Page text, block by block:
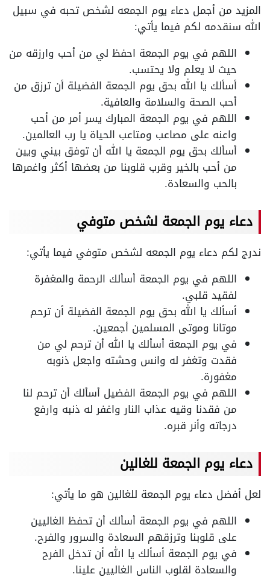
المزيد من أجمل دعاء يوم الجمعه لشخص تحبه في سبيل
الله سنقدمه لكم فيما يأتي:
اللهم في يوم الجمعة احفظ لي من أحب وارزقه من
حيث لا يعلم ولا يحتسب.
أسألك يا الله بحق يوم الجمعة الفضيلة أن ترزق من
أحب الصحة والسلامة والعافية.
اللهم في يوم الجمعة المبارك يسر أمر من أحب
واعنه على مصاعب ومتاعب الحياة يا رب العالمين.
أسألك بحق يوم الجمعة يا الله أن توفق بيني ويين
من أحب بالخير وقرب قلوبنا من بعضها أكثر واغمرها
بالحب والسعادة.
دعاء يوم الجمعة لشخص متوفي
ندرج لكم دعاء يوم الجمعه لشخص متوفي فيما يأتي:
اللهم في يوم الجمعة أسألك الرحمة والمغفرة
لفقيد قلبي.
أسألك يا الله بحق يوم الجمعة الفضيلة أن ترحم
موتانا وموتى المسلمين أجمعين.
في يوم الجمعة أسألك يا الله أن ترحم لي من
فقدت وتغفر له وانس وحشته واجعل ذنوبه
مغفورة.
اللهم في يوم الجمعة الفضيل أسألك أن ترحم لنا
من فقدنا وقيه عذاب النار واغفر له ذنبه وارفع
درجاته وأنر قبره.
دعاء يوم الجمعة للغالين
لعل أفضل دعاء يوم الجمعة للغالين هو ما يأتي:
اللهم في يوم الجمعة أسألك أن تحفظ الغاليين
على قلوبنا وترزقهم السعادة والسرور والفرح.
في يوم الجمعة أسألك يا الله أن تدخل الفرح
والسعادة لقلوب الناس الغاليين علينا.